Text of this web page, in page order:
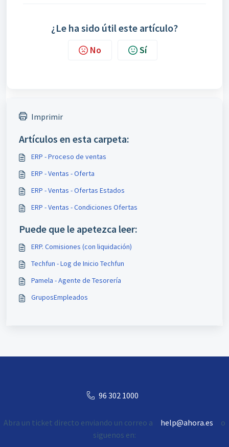
¿Le ha sido útil este artículo?
No Sí
Imprimir
Artículos en esta carpeta:
ERP - Proceso de ventas
ERP - Ventas - Oferta
ERP - Ventas - Ofertas Estados
ERP - Ventas - Condiciones Ofertas
Puede que le apetezca leer:
ERP. Comisiones (con liquidación)
Techfun - Log de Inicio Techfun
Pamela - Agente de Tesorería
GruposEmpleados
96 302 1000
Abra un ticket directo enviando un correo a help@ahora.es
o
siguenos en: